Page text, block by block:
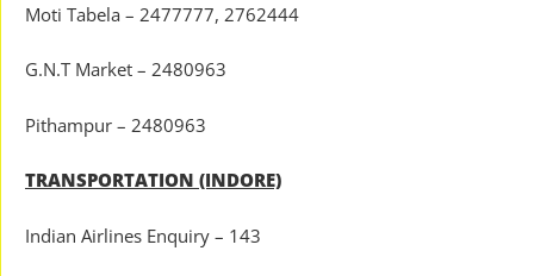
Moti Tabela – 2477777, 2762444
G.N.T Market – 2480963
Pithampur – 2480963
TRANSPORTATION (INDORE)
Indian Airlines Enquiry – 143